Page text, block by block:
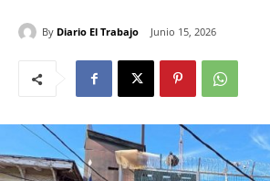
By Diario El Trabajo Junio 15, 2026